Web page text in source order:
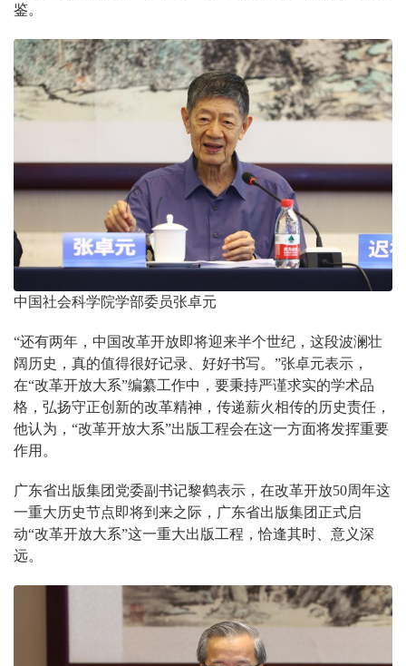
鉴。
中国社会科学院学部委员张卓元
“还有两年，中国改革开放即将迎来半个世纪，这段波澜壮
阔历史，真的值得很好记录、好好书写。”张卓元表示，
在“改革开放大系”编纂工作中，要秉持严谨求实的学术品
格，弘扬守正创新的改革精神，传递薪火相传的历史责任，
他认为，“改革开放大系”出版工程会在这一方面将发挥重要
作用。
广东省出版集团党委副书记黎鹤表示，在改革开放50周年这
一重大历史节点即将到来之际，广东省出版集团正式启
动“改革开放大系”这一重大出版工程，恰逢其时、意义深
远。